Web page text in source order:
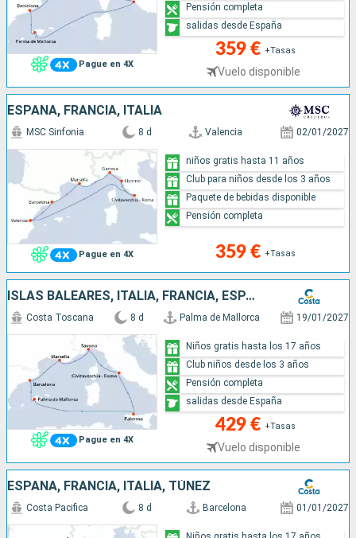
Pague en 4X
359 € +Tasas
Vuelo disponible
Pensión completa
salidas desde España
ESPAÑA, FRANCIA, ITALIA
Pague en 4X
MSC Sinfonia 8 d Valencia 02/01/2027
359 € +Tasas
niños gratis hasta 11 años
Club para niños desde los 3 años
Paquete de bebidas disponible
Pensión completa
ISLAS BALEARES, ITALIA, FRANCIA, ESPAÑA
Pague en 4X
Costa Toscana 8 d Palma de Mallorca 19/01/2027
429 € +Tasas
Vuelo disponible
Niños gratis hasta los 17 años
Club niños desde los 3 años
Pensión completa
salidas desde España
ESPAÑA, FRANCIA, ITALIA, TÚNEZ
Costa Pacifica 8 d Barcelona 01/01/2027